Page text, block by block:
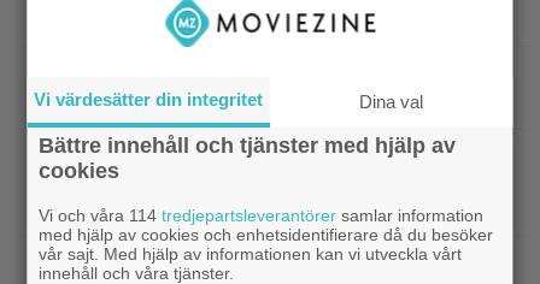
fantasytrilogi lämnar Netflix i augusti
favoritkomedi är hyllad kultrulle från 1987
Exklusivt|”Svärtan”-aktuella Ture Nermans
favoritfilm är en klassiker från 1994:
”Fantastisk”
Prime Video|Fängslande action i Daniel
Vi värdesätter din integritet Dina val
Bättre innehåll och tjänster med hjälp av
cookies
Vi och våra 114tredjepartsleverantörer samlar information
med hjälp av cookies och enhetsidentifierare då du besöker
vår sajt. Med hjälp av informationen kan vi utveckla vårt
innehåll och våra tjänster.